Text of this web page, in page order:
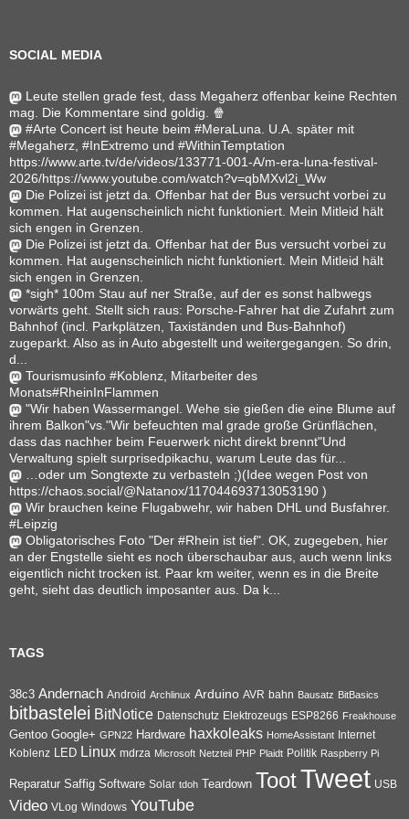
SOCIAL MEDIA
Leute stellen grade fest, dass Megaherz offenbar keine Rechten
mag. Die Kommentare sind goldig. 🍿
#Arte Concert ist heute beim #MeraLuna. U.A. später mit
#Megaherz, #InExtremo und #WithinTemptation
https://www.arte.tv/de/videos/133771-001-A/m-era-luna-festival-
2026/https://www.youtube.com/watch?v=qbMXvl2i_Ww
Die Polizei ist jetzt da. Offenbar hat der Bus versucht vorbei zu
kommen. Hat augenscheinlich nicht funktioniert. Mein Mitleid hält
sich engen in Grenzen.
Die Polizei ist jetzt da. Offenbar hat der Bus versucht vorbei zu
kommen. Hat augenscheinlich nicht funktioniert. Mein Mitleid hält
sich engen in Grenzen.
*sigh* 100m Stau auf ner Straße, auf der es sonst halbwegs
vorwärts geht. Stellt sich raus: Porsche-Fahrer hat die Zufahrt zum
Bahnhof (incl. Parkplätzen, Taxiständen und Bus-Bahnhof)
zugeparkt. Also as in Auto abgestellt und weitergegangen. So drin,
d...
Tourismusinfo #Koblenz, Mitarbeiter des
Monats#RheinInFlammen
"Wir haben Wassermangel. Wehe sie gießen die eine Blume auf
ihrem Balkon"vs."Wir befeuchten mal grade große Grünflächen,
dass das nachher beim Feuerwerk nicht direkt brennt"Und
Verwaltung spielt surprisedpikachu, warum Leute das für...
…oder um Songtexte zu verbasteln ;)(Idee wegen Post von
https://chaos.social/@Natanox/117044693713053190 )
Wir brauchen keine Flugabwehr, wir haben DHL und Busfahrer.
#Leipzig
Obligatorisches Foto "Der #Rhein ist tief". OK, zugegeben, hier
an der Engstelle sieht es noch überschaubar aus, auch wenn links
eigentlich nicht trocken ist. Paar km weiter, wenn es in die Breite
geht, sieht das deutlich imposanter aus. Da k...
TAGS
38c3 Andernach Android Archlinux Arduino AVR bahn Bausatz BitBasics
bitbastelei BitNotice Datenschutz Elektrozeugs ESP8266 Freakhouse
Gentoo Google+ GPN22 Hardware haxkoleaks HomeAssistant Internet
Koblenz LED Linux mdrza Microsoft Netzteil PHP Plaidt Politik Raspberry Pi
Reparatur Saffig Software Solar tdoh Teardown TootTweet USB
Video VLog Windows YouTube